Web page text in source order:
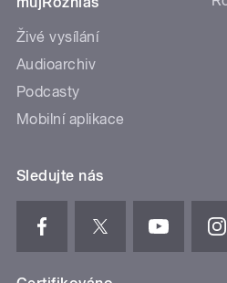
Živé vysílání
Audioarchiv
Podcasty
Mobilní aplikace
Sledujte nás